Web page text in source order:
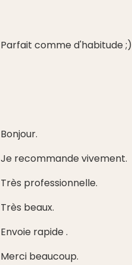
Parfait comme d'habitude ;)
Bonjour.
Je recommande vivement.
Très professionnelle.
Très beaux.
Envoie rapide .
Merci beaucoup.